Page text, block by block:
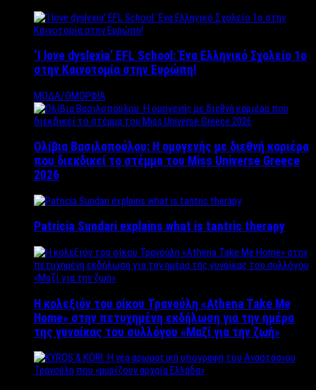
‘Ι love dyslexia’ EFL School: Ένα Ελληνικό Σχολείo 1ο
στην Καινοτομία στην Ευρώπη!
ΜΟΔΑ/ΟΜΟΡΦΙΑ
Ολίβια Βασιλοπούλου: Η ομογενής με διεθνή καριέρα
που διεκδικεί το στέμμα του Miss Universe Greece
2026
Patricia Sundari explains what is tantric therapy
Η κολεξιόν του οίκου Τρανούλη «Athena Take Me
Home» στην πετυχημένη εκδήλωση για την ημέρα
της γυναίκας του συλλόγου «Μαζί για την ζωή»